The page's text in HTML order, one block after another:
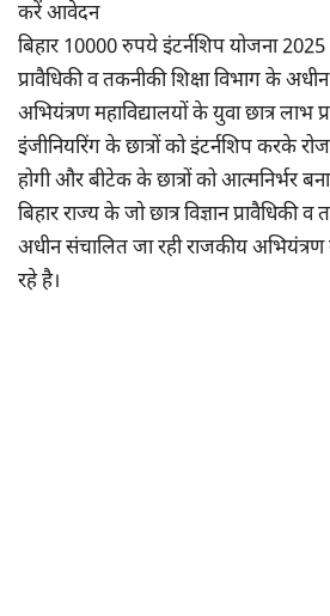
बिहार 10000 रुपये इंटर्नशिप योजना 2025
प्रावैधिकी व तकनीकी शिक्षा विभाग के
अभियंत्रण महाविद्यालयों के युवा छात्र लाभ
इंजीनियरिंग के छात्रों को इंटर्नशिप करके
होगी और बीटेक के छात्रों को आत्मनिर्भर
बिहार राज्य के जो छात्र विज्ञान प्रावैधिकी
अधीन संचालित जा रही राजकीय अभियंत्रण
रहे है।